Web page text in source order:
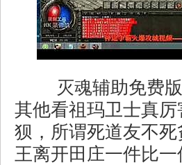
灭魂辅助免费
其他看祖玛卫士真
狈，所谓死道友不
王离开田庄一件比